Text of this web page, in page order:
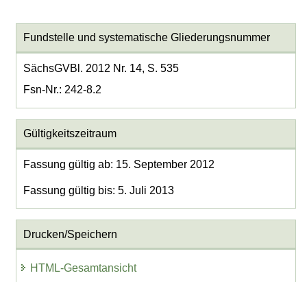
Fundstelle und systematische Gliederungsnummer
SächsGVBl. 2012 Nr. 14, S. 535
Fsn-Nr.: 242-8.2
Gültigkeitszeitraum
Fassung gültig ab: 15. September 2012
Fassung gültig bis: 5. Juli 2013
Drucken/Speichern
HTML-Gesamtansicht